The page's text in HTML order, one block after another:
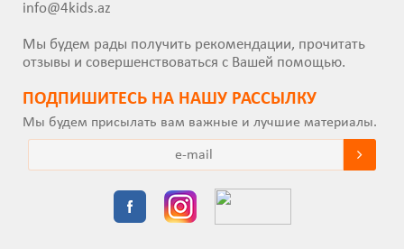
info@4kids.az
Мы будем рады получить рекомендации, прочитать
отзывы и совершенствоваться с Вашей помощью.
ПОДПИШИТEСЬ НА НАШУ РАССЫЛКУ
Мы будем присылать вам важные и лучшие материалы.